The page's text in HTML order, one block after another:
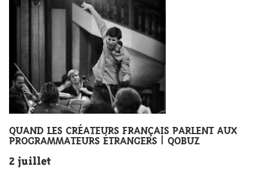
QUAND LES CRÉATEURS FRANÇAIS PARLENT AUX
PROGRAMMATEURS ÉTRANGERS | QOBUZ
2 juillet